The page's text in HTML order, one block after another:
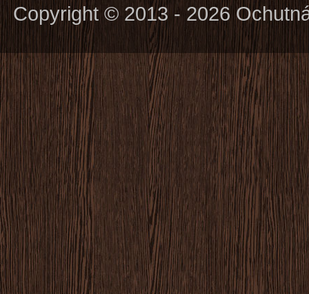
Copyright © 2013 - 2026